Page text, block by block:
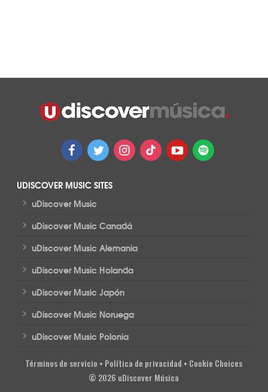
UDISCOVER MUSIC SITES
> uDiscover Music
> uDiscover Music Canadá
> uDiscover Music Alemania
> uDiscover Music Holanda
> uDiscover Music Japón
> uDiscover Music Noruega
> uDiscover Music Polonia
Términos de servicio • Política de privacidad • Cookie Choices
© 2026 uDiscover Música